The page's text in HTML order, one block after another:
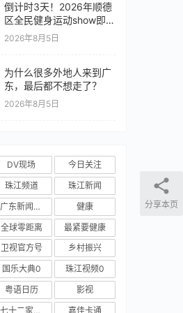
倒计时3天！2026年顺德
区全民健身运动show即将
开启！
2026年8月5日
为什么很多外地人来到广
东，最后都不想走了？
2026年8月5日
DV现场
今日关注
珠江频道
珠江新闻
广东新闻频道
健康
全球零距离
最紧要健康
卫视官方号
乡村振兴
国乐大典0
珠江视频0
粤语日历
影视
七十二家房客 嘉佳卡通
分享本页